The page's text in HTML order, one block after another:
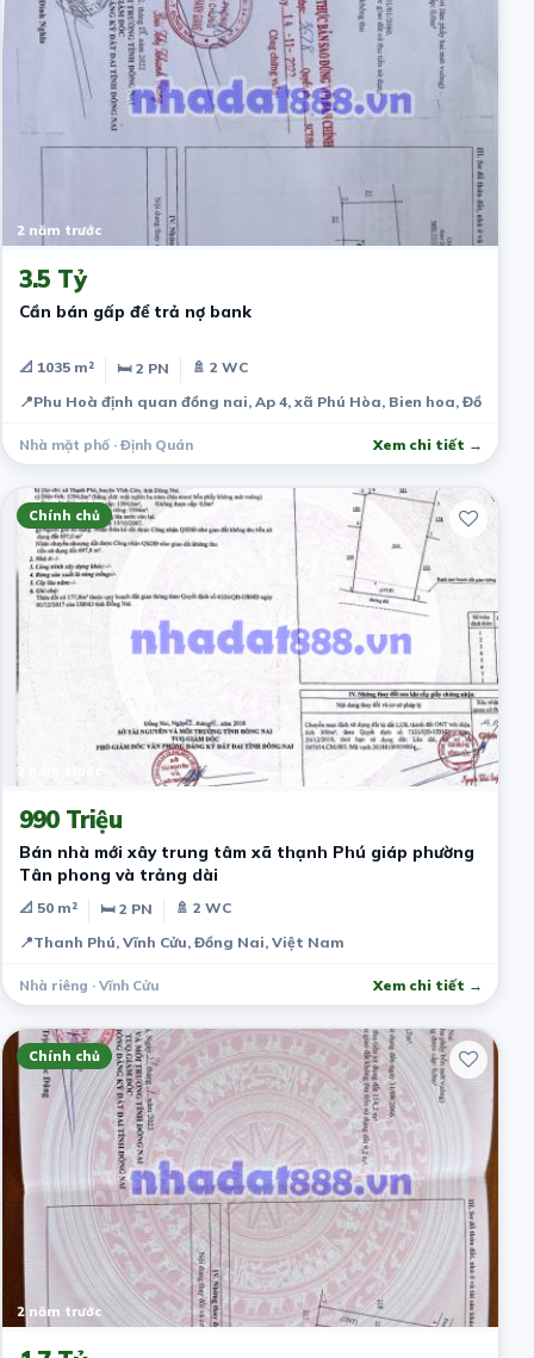
2 năm trước
3.5 Tỷ
Cần bán gấp để trả nợ bank
📐 1035 m² 🛏 2 PN
🚿 2 WC
📍Phu Hoà định quan đồng nai, Ap 4, xã Phú Hòa, Bien hoa, Đồng
Nhà mặt phố · Định Quán Xem chi tiết →
Chính chủ
2 năm trước
990 Triệu
Bán nhà mới xây trung tâm xã thạnh Phú giáp phường
Tân phong và trảng dài
📐 50 m² 🛏 2 PN
🚿 2 WC
📍Thanh Phú, Vĩnh Cửu, Đồng Nai, Việt Nam
Nhà riêng · Vĩnh Cửu Xem chi tiết →
Chính chủ
2 năm trước